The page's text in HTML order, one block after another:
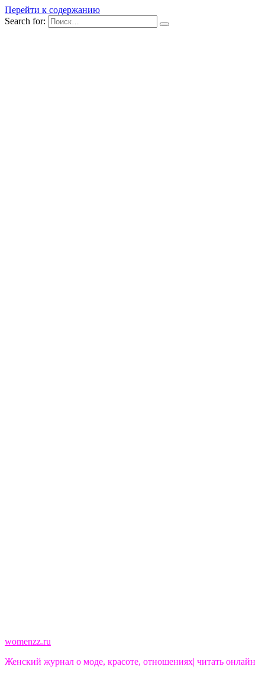
Перейти к содержанию
Search for:
womenzz.ru
Женский журнал о моде, красоте, отношениях| читать онлайн